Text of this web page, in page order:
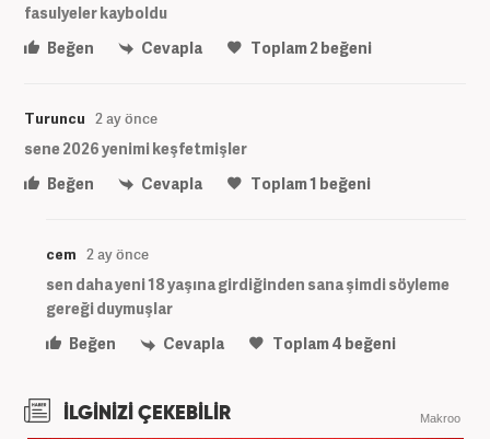
fasulyeler kayboldu
Beğen
Cevapla Toplam2 beğeni
Turuncu 2 ay önce
sene 2026 yenimi keşfetmişler
Beğen
Cevapla Toplam1 beğeni
cem 2 ay önce
sen daha yeni 18 yaşına girdiğinden sana şimdi söyleme
gereği duymuşlar
Beğen
Cevapla Toplam4 beğeni
İLGİNİZİ ÇEKEBİLİR Makroo